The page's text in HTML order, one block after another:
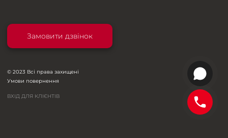
Замовити дзвінок
© 2023 Всі права захищені
Умови повернення
ВХІД ДЛЯ КЛІЄНТІВ